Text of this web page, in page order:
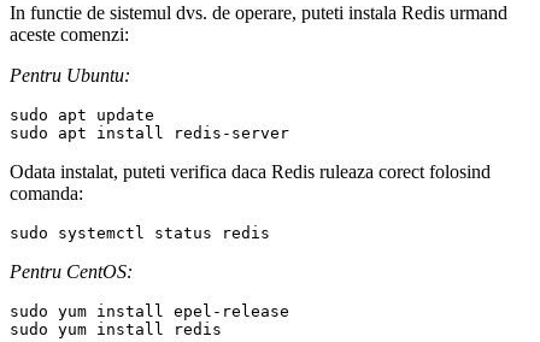
In functie de sistemul dvs. de operare, puteti instala Redis urmand
aceste comenzi:
Pentru Ubuntu:
sudo apt update
Odata instalat, puteti verifica daca Redis ruleaza corect folosind
comanda:
Pentru CentOS:
sudo yum install epel-release